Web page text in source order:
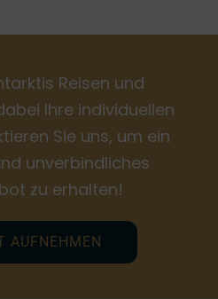
Reisen und
Ihre individuellen
Sie uns, um ein
unverbindliches
zu erhalten!
AUFNEHMEN